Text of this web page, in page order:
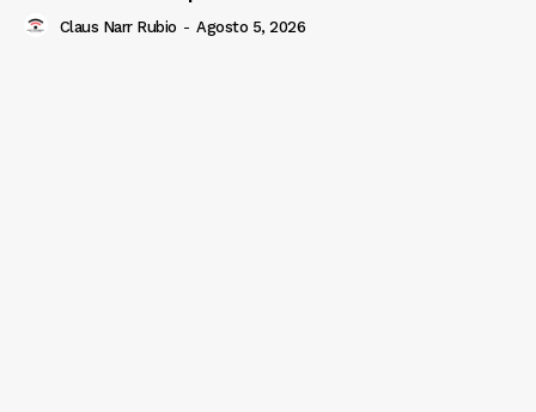
Claus Narr Rubio - Agosto 5, 2026